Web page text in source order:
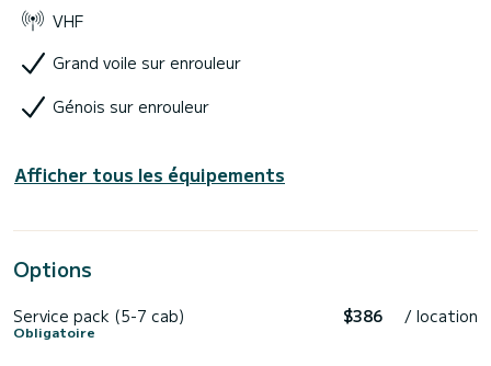
VHF
Grand voile sur enrouleur
Génois sur enrouleur
Afficher tous les équipements
Options
Service pack (5-7 cab)
Obligatoire
$386 / location